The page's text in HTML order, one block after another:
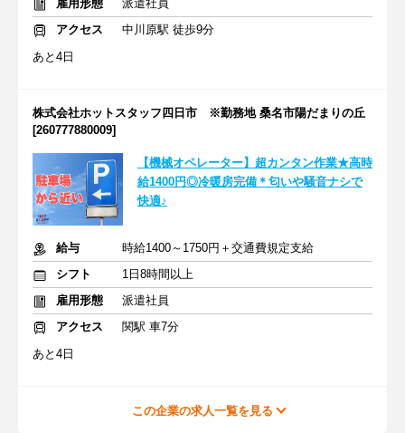
雇用形態
派遣社員
アクセス
中川原駅 徒歩9分
あと4日
株式会社ホットスタッフ四日市 ※勤務地 桑名市陽だまりの丘
[260777880009]
【機械オペレーター】超カンタン作業★高時
給1400円◎冷暖房完備＊匂いや騒音ナシで
快適♪
給与
時給1400～1750円＋交通費規定支給
シフト
1日8時間以上
雇用形態
派遣社員
アクセス
関駅 車7分
あと4日
この企業の求人一覧を見る